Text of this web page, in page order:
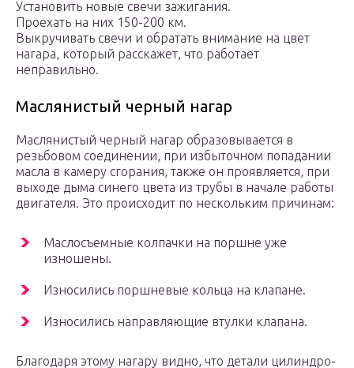
Установить новые свечи зажигания.
Проехать на них 150-200 км.
Выкручивать свечи и обратать внимание на цвет
нагара, который расскажет, что работает
неправильно.
Маслянистый черный нагар
Маслянистый черный нагар образовывается в
резьбовом соединении, при избыточном попадании
масла в камеру сгорания, также он проявляется, при
выходе дыма синего цвета из трубы в начале работы
двигателя. Это происходит по нескольким причинам:
Маслосъемные колпачки на поршне уже
изношены.
Износились поршневые кольца на клапане.
Износились направляющие втулки клапана.
Благодаря этому нагару видно, что детали цилиндро-